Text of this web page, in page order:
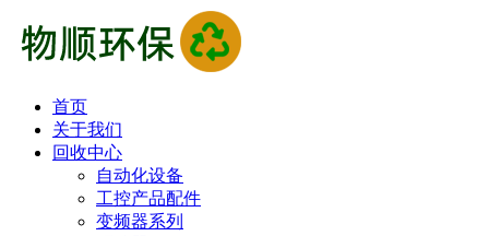
首页
关于我们
回收中心
自动化设备
工控产品配件
变频器系列